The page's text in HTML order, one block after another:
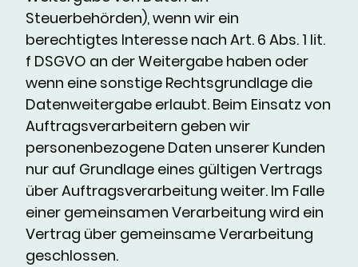
Steuerbehörden), wenn wir ein
berechtigtes Interesse nach Art. 6 Abs. 1 lit.
f DSGVO an der Weitergabe haben oder
wenn eine sonstige Rechtsgrundlage die
Datenweitergabe erlaubt. Beim Einsatz von
Auftragsverarbeitern geben wir
personenbezogene Daten unserer Kunden
nur auf Grundlage eines gültigen Vertrags
über Auftragsverarbeitung weiter. Im Falle
einer gemeinsamen Verarbeitung wird ein
Vertrag über gemeinsame Verarbeitung
geschlossen.